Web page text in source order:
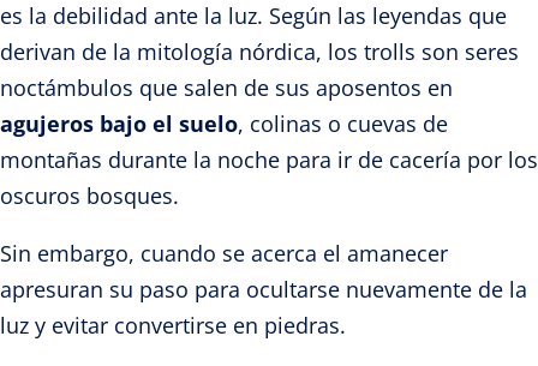
es la debilidad ante la luz. Según las leyendas que
derivan de la mitología nórdica, los trolls son seres
noctámbulos que salen de sus aposentos en
agujeros bajo el suelo, colinas o cuevas de
montañas durante la noche para ir de cacería por los
oscuros bosques.
Sin embargo, cuando se acerca el amanecer
apresuran su paso para ocultarse nuevamente de la
luz y evitar convertirse en piedras.